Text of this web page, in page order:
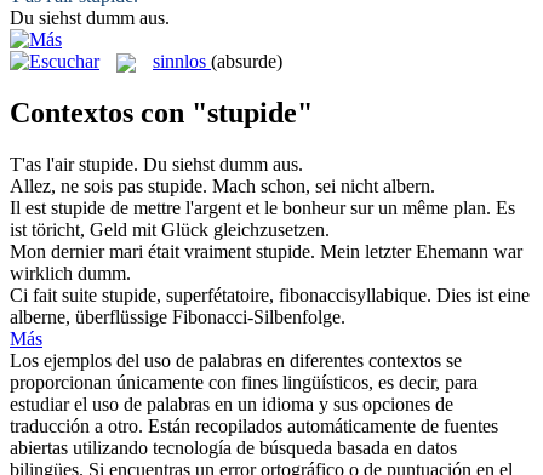
Du siehst dumm aus.
sinnlos (absurde)
Contextos con "stupide"
T'as l'airstupide. Du siehst dumm aus.
Allez, ne sois pas stupide. Mach schon, sei nicht albern.
Il est stupide de mettre l'argent et le bonheur sur un même plan. Es
ist töricht, Geld mit Glück gleichzusetzen.
Mon dernier mari était vraiment stupide. Mein letzter Ehemann war
wirklich dumm.
Ci fait suite stupide, superfétatoire, fibonaccisyllabique. Dies ist eine
alberne, überflüssige Fibonacci-Silbenfolge.
Más
Los ejemplos del uso de palabras en diferentes contextos se
proporcionan únicamente con fines lingüísticos, es decir, para
estudiar el uso de palabras en un idioma y sus opciones de
traducción a otro. Están recopilados automáticamente de fuentes
abiertas utilizando tecnología de búsqueda basada en datos
bilingües. Si encuentras un error ortográfico o de puntuación en el